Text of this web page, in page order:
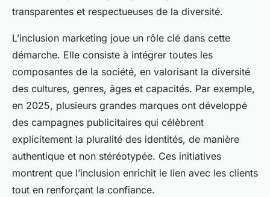
transparentes et respectueuses de la diversité.
L’inclusion marketing joue un rôle clé dans cette
démarche. Elle consiste à intégrer toutes les
composantes de la société, en valorisant la diversité
des cultures, genres, âges et capacités. Par exemple,
en 2025, plusieurs grandes marques ont développé
des campagnes publicitaires qui célèbrent
explicitement la pluralité des identités, de manière
authentique et non stéréotypée. Ces initiatives
montrent que l’inclusion enrichit le lien avec les clients
tout en renforçant la confiance.